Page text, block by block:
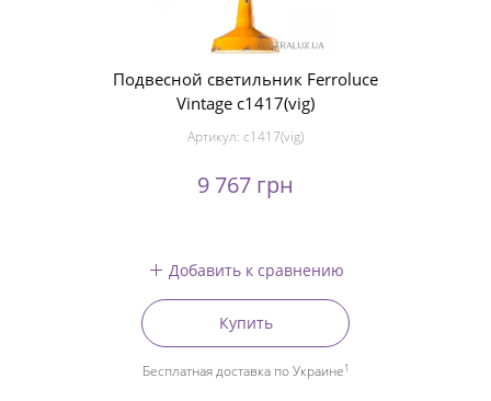
Подвесной светильник Ferroluce
Vintage c1417(vig)
Артикул: c1417(vig)
9 767 грн
Добавить к сравнению
Купить
Бесплатная доставка по Украине1